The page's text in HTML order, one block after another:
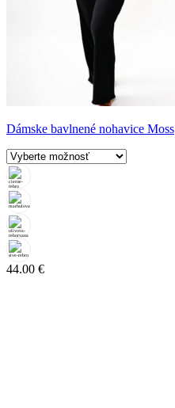
Dámske bavlnené nohavice Moss
44.00 €